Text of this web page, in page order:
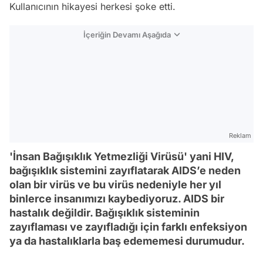
Kullanıcının hikayesi herkesi şoke etti.
İçeriğin Devamı Aşağıda
Reklam
'İnsan Bağışıklık Yetmezliği Virüsü' yani HIV,
bağışıklık sistemini zayıflatarak AIDS’e neden
olan bir virüs ve bu virüs nedeniyle her yıl
binlerce insanımızı kaybediyoruz. AIDS bir
hastalık değildir. Bağışıklık sisteminin
zayıflaması ve zayıfladığı için farklı enfeksiyon
ya da hastalıklarla baş edememesi durumudur.